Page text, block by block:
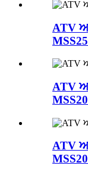
ATV
ATV
ATV